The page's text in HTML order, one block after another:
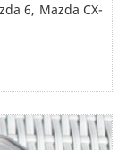
6, Mazda CX-